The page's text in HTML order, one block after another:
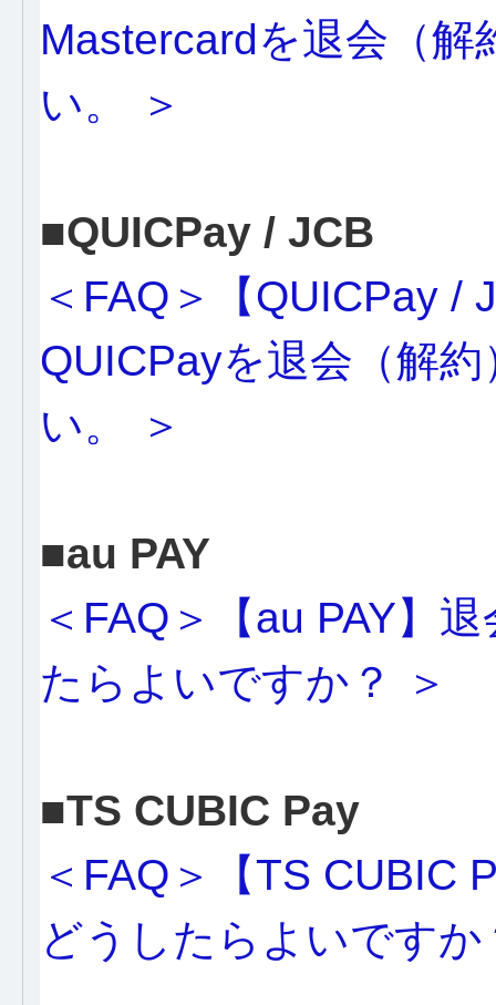
Mastercardを退会（
い。 ＞
■QUICPay / JCB
＜FAQ＞【QUICPay /
QUICPayを退会（解
い。 ＞
■au PAY
＜FAQ＞【au PAY】
たらよいですか？ ＞
■TS CUBIC Pay
＜FAQ＞【TS CUBIC
どうしたらよいですか